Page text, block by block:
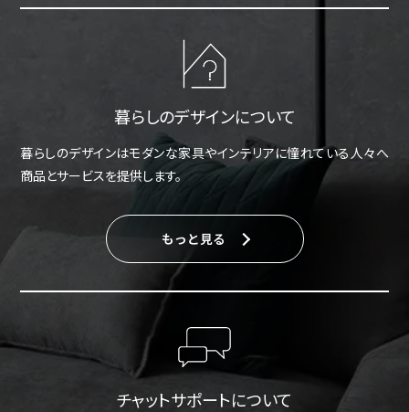
暮らしのデザインについて
暮らしのデザインはモダンな家具やインテリアに憧れている人々へ
商品とサービスを提供します。
もっと見る
チャットサポートについて